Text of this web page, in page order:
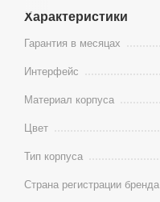
Характеристики
Гарантия в месяцах
Интерфейс
Материал корпуса
Цвет
Тип корпуса
Страна регистрации бренда